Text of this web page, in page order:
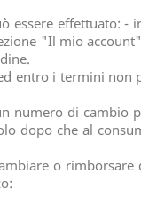
essere effettuato: -
"Il mio
entro i termini non
numero di cambio
dopo che al
o